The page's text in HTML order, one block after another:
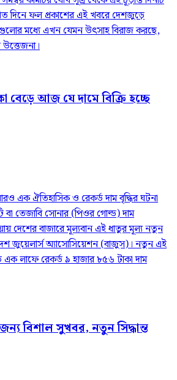
দিনে ফল প্রকাশের এই খবরে দেশজুড়ে
মধ্যে এখন যেমন উৎসাহ বিরাজ করছে,
বেড়ে আজ যে দামে বিক্রি হচ্ছে
এক ঐতিহাসিক ও রেকর্ড দাম বৃদ্ধির ঘটনা
বা তেজাবি সোনার (পিওর গোল্ড) দাম
দেশের বাজারে মূল্যবান এই ধাতুর মূল্য নতুন
জুয়েলার্স অ্যাসোসিয়েশন (বাজুস)। নতুন এই
এক লাফে রেকর্ড ৯ হাজার ৮৫৬ টাকা দাম
জন্য বিশাল সুখবর, নতুন সিদ্ধান্ত